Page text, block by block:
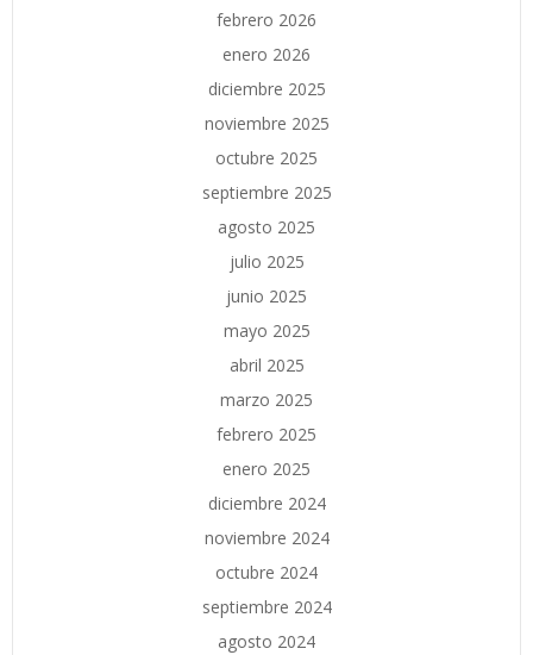
febrero 2026
enero 2026
diciembre 2025
noviembre 2025
octubre 2025
septiembre 2025
agosto 2025
julio 2025
junio 2025
mayo 2025
abril 2025
marzo 2025
febrero 2025
enero 2025
diciembre 2024
noviembre 2024
octubre 2024
septiembre 2024
agosto 2024